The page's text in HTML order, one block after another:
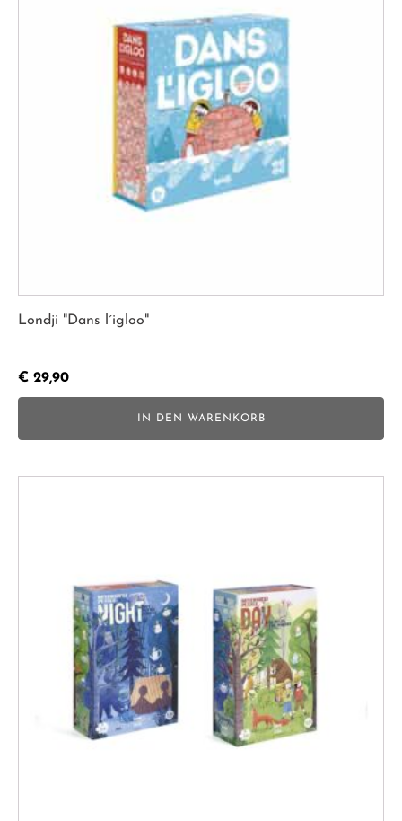
Londji "Dans l´igloo"
€ 29,90
IN DEN WARENKORB